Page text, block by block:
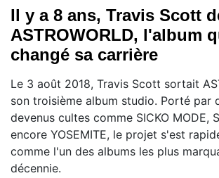
Il y a 8 ans, Travis Scott
ASTROWORLD, l'album
changé sa carrière
Le 3 août 2018, Travis Scott sortait
son troisième album studio. Porté par
devenus cultes comme SICKO MODE,
encore YOSEMITE, le projet s'est
comme l'un des albums les plus
décennie.